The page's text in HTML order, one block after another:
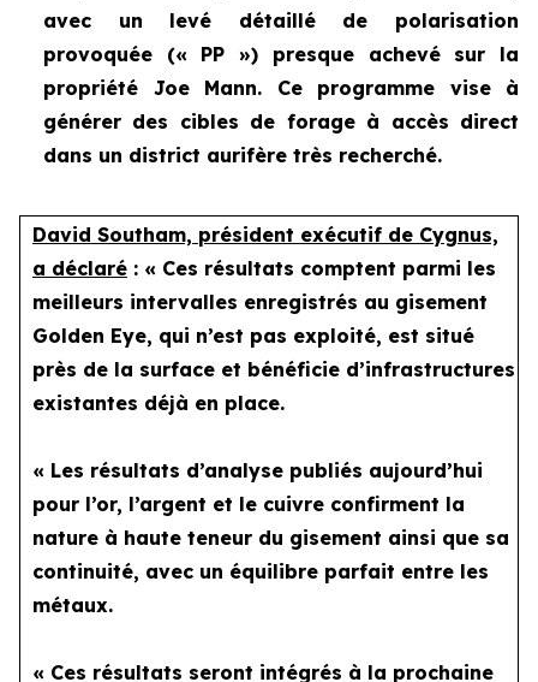
avec un levé détaillé de polarisation
provoquée (« PP ») presque achevé sur la
propriété Joe Mann. Ce programme vise à
générer des cibles de forage à accès direct
dans un district aurifère très recherché.
David Southam, président exécutif de Cygnus,
a déclaré : « Ces résultats comptent parmi les
meilleurs intervalles enregistrés au gisement
Golden Eye, qui n’est pas exploité, est situé
près de la surface et bénéficie d’infrastructures
existantes déjà en place.
« Les résultats d’analyse publiés aujourd’hui
pour l’or, l’argent et le cuivre confirment la
nature à haute teneur du gisement ainsi que sa
continuité, avec un équilibre parfait entre les
métaux.
« Ces résultats seront intégrés à la prochaine